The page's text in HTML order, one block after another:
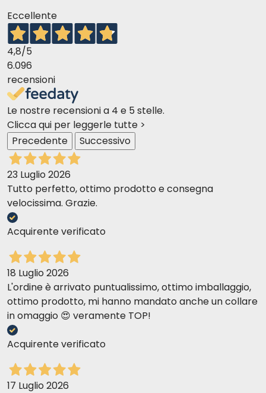
Eccellente
4,8/5
6.096
recensioni
Le nostre recensioni a 4 e 5 stelle.
Clicca qui per leggerle tutte >
Precedente
Successivo
23 Luglio 2026
Tutto perfetto, ottimo prodotto e consegna
velocissima. Grazie.
Acquirente verificato
18 Luglio 2026
L'ordine è arrivato puntualissimo, ottimo imballaggio,
ottimo prodotto, mi hanno mandato anche un collare
in omaggio 😍 veramente TOP!
Acquirente verificato
17 Luglio 2026